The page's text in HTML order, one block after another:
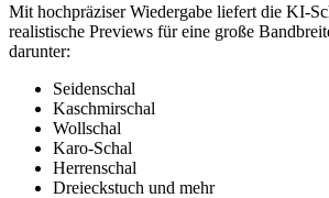
Mit hochpräziser Wiedergabe liefert die KI-
realistische Previews für eine große
darunter:
Seidenschal
Kaschmirschal
Wollschal
Karo-Schal
Herrenschal
Dreieckstuch und mehr